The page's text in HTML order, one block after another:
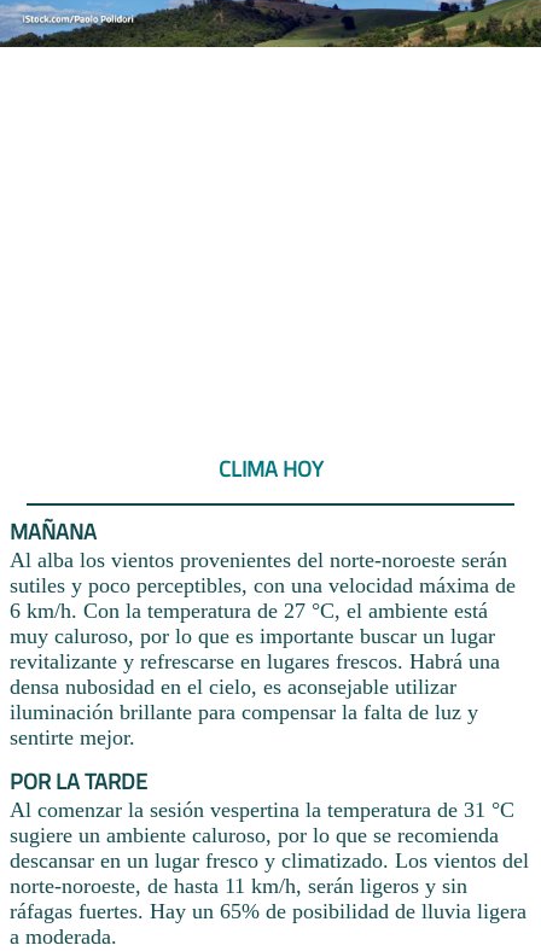
CLIMA HOY
MAÑANA
Al alba los vientos provenientes del norte-noroeste serán
sutiles y poco perceptibles, con una velocidad máxima de
6 km/h. Con la temperatura de 27 °C, el ambiente está
muy caluroso, por lo que es importante buscar un lugar
revitalizante y refrescarse en lugares frescos. Habrá una
densa nubosidad en el cielo, es aconsejable utilizar
iluminación brillante para compensar la falta de luz y
sentirte mejor.
POR LA TARDE
Al comenzar la sesión vespertina la temperatura de 31 °C
sugiere un ambiente caluroso, por lo que se recomienda
descansar en un lugar fresco y climatizado. Los vientos del
norte-noroeste, de hasta 11 km/h, serán ligeros y sin
ráfagas fuertes. Hay un 65% de posibilidad de lluvia ligera
a moderada.